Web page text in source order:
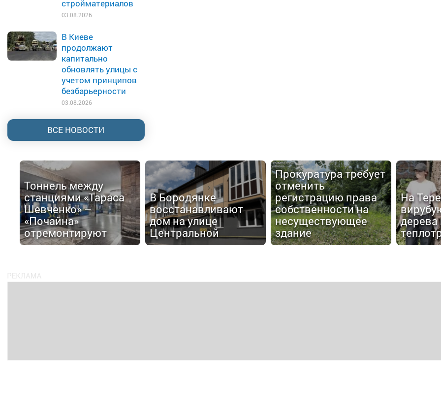
стройматериалов
03.08.2026
В Киеве
продолжают
капитально
обновлять улицы с
учетом принципов
безбарьерности
03.08.2026
ВСЕ НОВОСТИ
Тоннель между
станциями «Тараса
Шевченко» –
«Почайна»
отремонтируют
В Бородянке
восстанавливают
дом на улице
Центральной
Прокуратура требует
отменить
регистрацию права
собственности на
несуществующее
здание
На
дерева